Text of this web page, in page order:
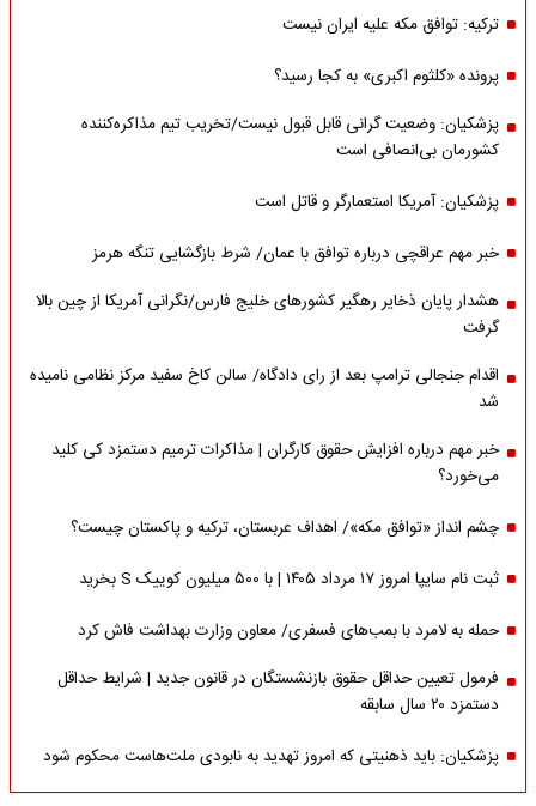
ترکیه: توافق مکه علیه ایران نیست
پرونده «کلثوم اکبری» به کجا رسید؟
پزشکیان: وضعیت گرانی قابل قبول نیست/تخریب تیم مذاکره‌کننده
کشورمان بی‌انصافی است
پزشکیان: آمریکا استعمارگر و قاتل است
خبر مهم عراقچی درباره توافق با عمان/ شرط بازگشایی تنگه هرمز
هشدار پایان ذخایر رهگیر کشورهای خلیج فارس/نگرانی آمریکا از چین بالا
گرفت
اقدام جنجالی ترامپ بعد از رای دادگاه/ سالن کاخ سفید مرکز نظامی نامیده
شد
خبر مهم درباره افزایش حقوق کارگران | مذاکرات ترمیم دستمزد کی کلید
می‌خورد؟
چشم انداز «توافق مکه»/ اهداف عربستان، ترکیه و پاکستان چیست؟
ثبت نام سایپا امروز ۱۷ مرداد ۱۴۰۵ | با ۵۰۰ میلیون کوییک S بخرید
حمله به لامرد با بمب‌های فسفری/ معاون وزارت بهداشت فاش کرد
فرمول تعیین حداقل حقوق بازنشستگان در قانون جدید | شرایط حداقل
دستمزد ۲۰ سال سابقه
پزشکیان: باید ذهنیتی که امروز تهدید به نابودی ملت‌هاست محکوم شود